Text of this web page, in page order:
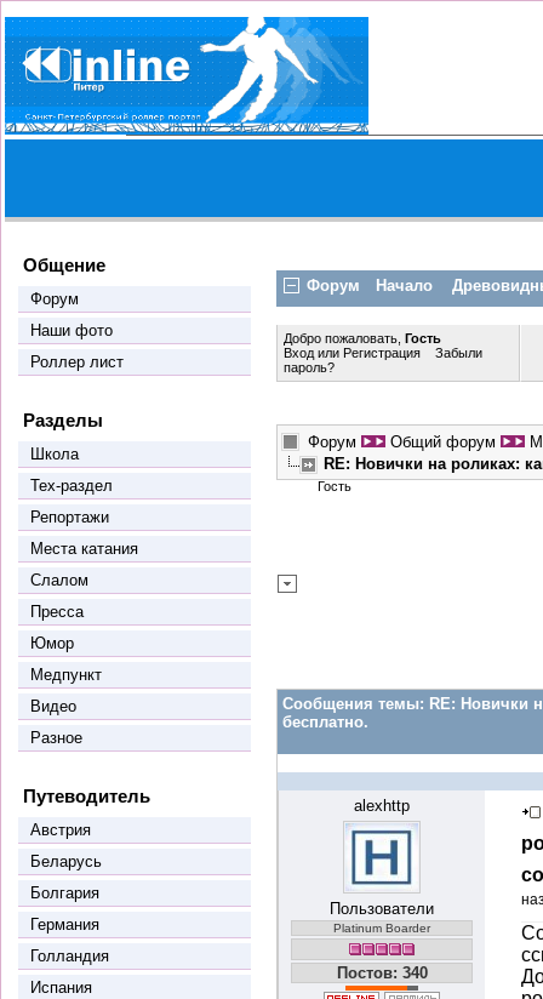
Общение
Форум
Наши фото
Роллер лист
Разделы
Школа
Тех-раздел
Репортажи
Места катания
Слалом
Пресса
Юмор
Медпункт
Видео
Разное
Путеводитель
Австрия
Беларусь
Болгария
Германия
Голландия
Испания
Форум Начало
Добро пожаловать,Гость
Входили Регистрация
Забыли
пароль?
Форум Общий форум
RE: Новички на роликах:
Гость
Сообщения темы: RE: Новички
бесплатно.
alexhttp
Пользователи
Platinum Boarder
Постов: 340